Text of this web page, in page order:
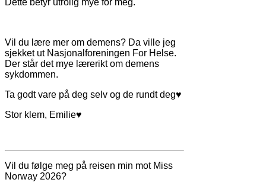
Vil du lære mer om demens? Da ville jeg
sjekket ut Nasjonalforeningen For Helse.
Der står det mye lærerikt om demens
sykdommen.
Ta godt vare på deg selv og de rundt deg♥
Stor klem, Emilie♥
Vil du følge meg på reisen min mot Miss
Norway 2026?